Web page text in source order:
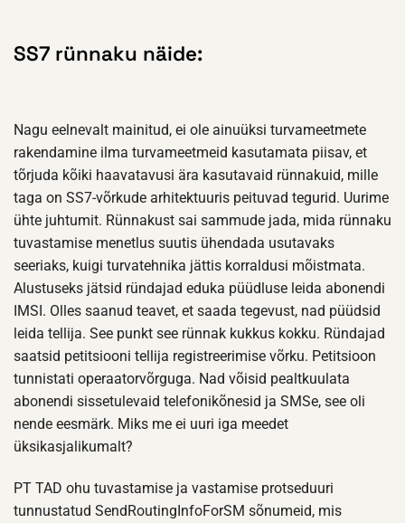
SS7 rünnaku näide:
Nagu eelnevalt mainitud, ei ole ainuüksi turvameetmete
rakendamine ilma turvameetmeid kasutamata piisav, et
tõrjuda kõiki haavatavusi ära kasutavaid rünnakuid, mille
taga on SS7-võrkude arhitektuuris peituvad tegurid. Uurime
ühte juhtumit. Rünnakust sai sammude jada, mida rünnaku
tuvastamise menetlus suutis ühendada usutavaks
seeriaks, kuigi turvatehnika jättis korraldusi mõistmata.
Alustuseks jätsid ründajad eduka püüdluse leida abonendi
IMSI. Olles saanud teavet, et saada tegevust, nad püüdsid
leida tellija. See punkt see rünnak kukkus kokku. Ründajad
saatsid petitsiooni tellija registreerimise võrku. Petitsioon
tunnistati operaatorvõrguga. Nad võisid pealtkuulata
abonendi sissetulevaid telefonikõnesid ja SMSe, see oli
nende eesmärk. Miks me ei uuri iga meedet
üksikasjalikumalt?
PT TAD ohu tuvastamise ja vastamise protseduuri
tunnustatud SendRoutingInfoForSM sõnumeid, mis